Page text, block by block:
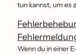
tun kannst, um es
Wenn du in einer